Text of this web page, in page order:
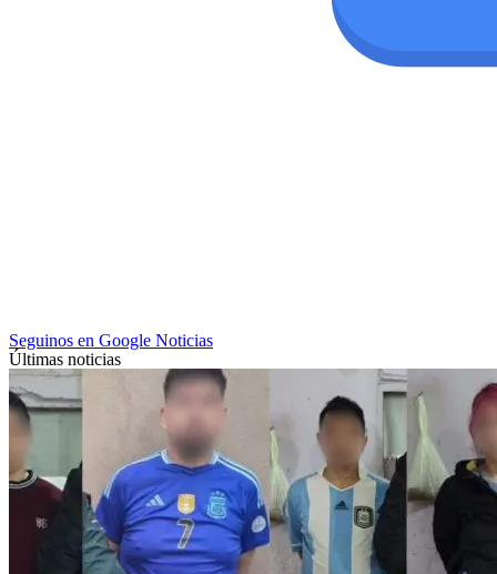
Seguinos en Google Noticias
Últimas noticias